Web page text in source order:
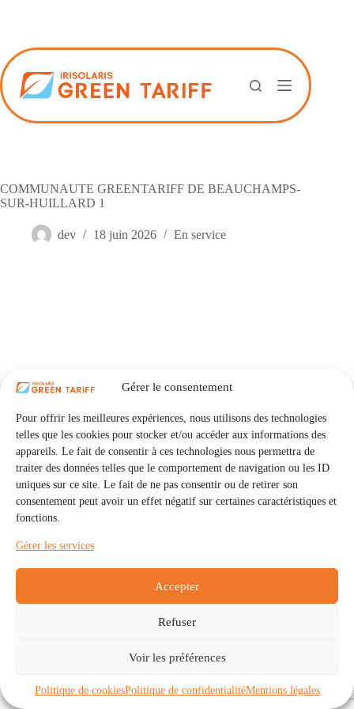
Gérer le consentement
Pour offrir les meilleures expériences, nous utilisons des technologies
telles que les cookies pour stocker et/ou accéder aux informations des
appareils. Le fait de consentir à ces technologies nous permettra de
traiter des données telles que le comportement de navigation ou les ID
uniques sur ce site. Le fait de ne pas consentir ou de retirer son
consentement peut avoir un effet négatif sur certaines caractéristiques et
fonctions.
Gérer les services
Accepter
Refuser
Voir les préférences
Politique de cookiesPolitique de confidentialitéMentions légales
COMMUNAUTE GREENTARIFF DE BEAUCHAMPS-
SUR-HUILLARD 1
dev 18 juin 2026 En service
Communautés
À propos
Politique de cookies (UE)